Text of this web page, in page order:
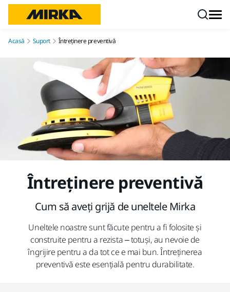
Acasă Suport Întreținere preventivă
Întreținere preventivă
Cum să aveți grijă de uneltele Mirka
Uneltele noastre sunt făcute pentru a fi folosite și
construite pentru a rezista – totuși, au nevoie de
îngrijire pentru a da tot ce e mai bun. Întreținerea
preventivă este esențială pentru durabilitate.